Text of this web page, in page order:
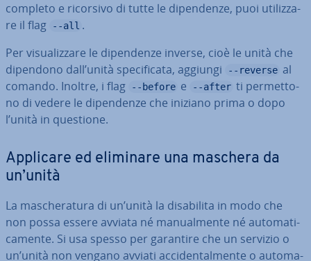
completo e ricorsivo di tutte le di­pen­den­ze, puoi uti­liz­za­
re il flag
--all .
Per vi­sua­liz­za­re le di­pen­den­ze inverse, cioè le unità che
dipendono dall’unità spe­ci­fi­ca­ta, aggiungi
--reverse al
comando. Inoltre, i flag
--before e --after ti per­met­to­
no di vedere le di­pen­den­ze che iniziano prima o dopo
l’unità in questione.
Applicare ed eliminare una maschera da
un’unità
La ma­sche­ra­tu­ra di un’unità la di­sa­bi­li­ta in modo che
non possa essere avviata né ma­nual­men­te né au­to­ma­ti­
ca­men­te. Si usa spesso per garantire che un servizio o
un’unità non vengano avviati ac­ci­den­tal­men­te o au­to­ma­